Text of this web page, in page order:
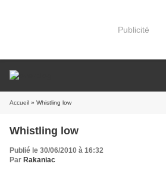
Publicité
Accueil » Whistling low
Whistling low
Publié le 30/06/2010 à 16:32
Par Rakaniac